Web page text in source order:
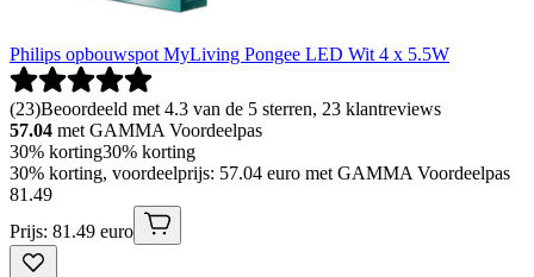
Philips opbouwspot MyLiving Pongee LED Wit 4 x 5.5W
(23)Beoordeeld met 4.3 van de 5 sterren, 23 klantreviews
57.04 met GAMMA Voordeelpas
30% korting30% korting
30% korting, voordeelprijs: 57.04 euro met GAMMA Voordeelpas
81 .49
Prijs: 81.49 euro